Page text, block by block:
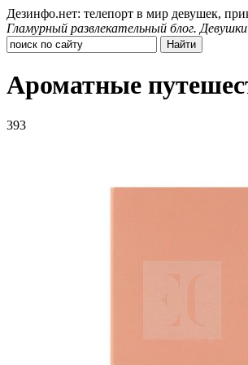
Дезинфо.нет: телепорт в мир девушек,
Гламурный развлекательный блог.
Ароматные
393